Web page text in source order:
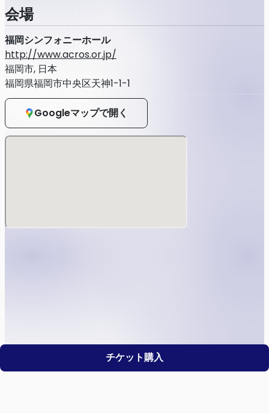
会場
福岡シンフォニーホール
http://www.acros.or.jp/
福岡市, 日本
福岡県福岡市中央区天神1-1-1
Googleマップで開く
チケット購入